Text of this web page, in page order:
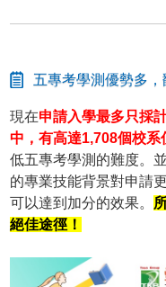
五專考學測優勢多，
現在申請入學最多只採
中，有高達1,708個校系
低五專考學測的難度。
的專業技能背景對申請
可以達到加分的效果。
絕佳途徑！